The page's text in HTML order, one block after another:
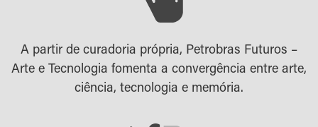
A partir de curadoria própria, Petrobras Futuros –
Arte e Tecnologia fomenta a convergência entre arte,
ciência, tecnologia e memória.